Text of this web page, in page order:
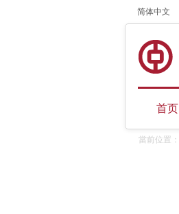
简体中文
首页
當前位置：